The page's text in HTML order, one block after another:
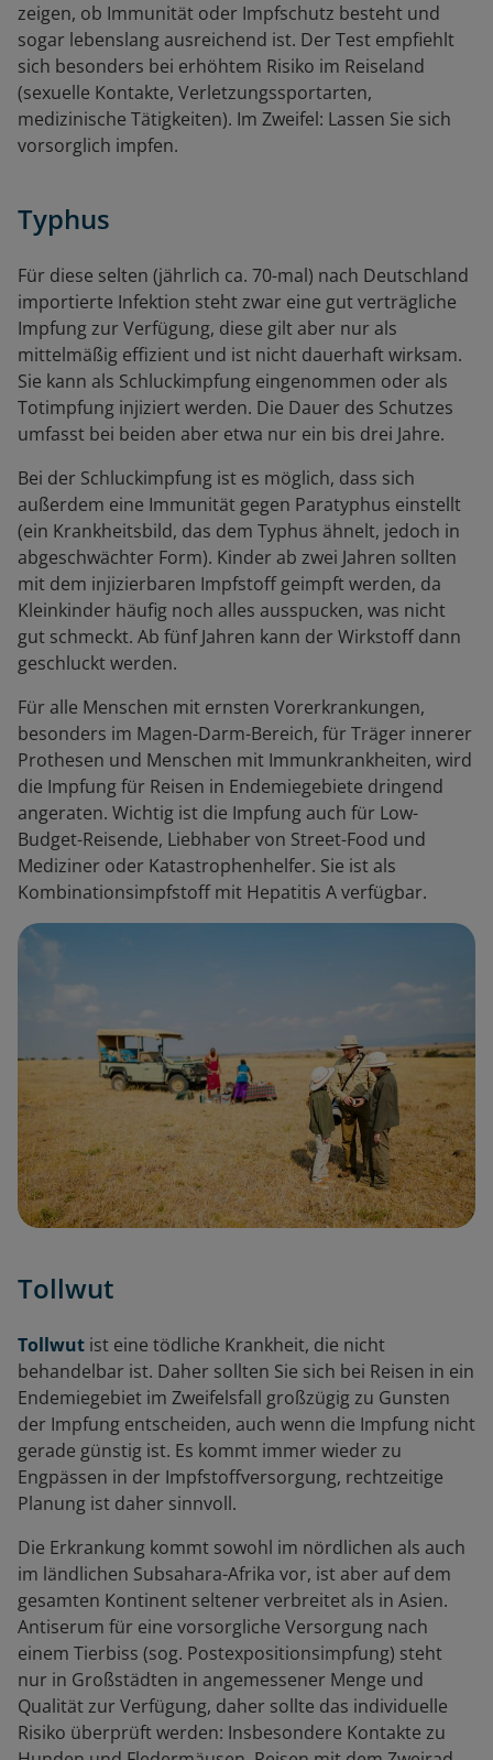
zeigen, ob Immunität oder Impfschutz besteht und
sogar lebenslang ausreichend ist. Der Test empfiehlt
sich besonders bei erhöhtem Risiko im Reiseland
(sexuelle Kontakte, Verletzungssportarten,
medizinische Tätigkeiten). Im Zweifel: Lassen Sie sich
vorsorglich impfen.
Typhus
Für diese selten (jährlich ca. 70-mal) nach Deutschland
importierte Infektion steht zwar eine gut verträgliche
Impfung zur Verfügung, diese gilt aber nur als
mittelmäßig effizient und ist nicht dauerhaft wirksam.
Sie kann als Schluckimpfung eingenommen oder als
Totimpfung injiziert werden. Die Dauer des Schutzes
umfasst bei beiden aber etwa nur ein bis drei Jahre.
Bei der Schluckimpfung ist es möglich, dass sich
außerdem eine Immunität gegen Paratyphus einstellt
(ein Krankheitsbild, das dem Typhus ähnelt, jedoch in
abgeschwächter Form). Kinder ab zwei Jahren sollten
mit dem injizierbaren Impfstoff geimpft werden, da
Kleinkinder häufig noch alles ausspucken, was nicht
gut schmeckt. Ab fünf Jahren kann der Wirkstoff dann
geschluckt werden.
Für alle Menschen mit ernsten Vorerkrankungen,
besonders im Magen-Darm-Bereich, für Träger innerer
Prothesen und Menschen mit Immunkrankheiten, wird
die Impfung für Reisen in Endemiegebiete dringend
angeraten. Wichtig ist die Impfung auch für Low-
Budget-Reisende, Liebhaber von Street-Food und
Mediziner oder Katastrophenhelfer. Sie ist als
Kombinationsimpfstoff mit Hepatitis A verfügbar.
Tollwut
Tollwut ist eine tödliche Krankheit, die nicht
behandelbar ist. Daher sollten Sie sich bei Reisen in ein
Endemiegebiet im Zweifelsfall großzügig zu Gunsten
der Impfung entscheiden, auch wenn die Impfung nicht
gerade günstig ist. Es kommt immer wieder zu
Engpässen in der Impfstoffversorgung, rechtzeitige
Planung ist daher sinnvoll.
Die Erkrankung kommt sowohl im nördlichen als auch
im ländlichen Subsahara-Afrika vor, ist aber auf dem
gesamten Kontinent seltener verbreitet als in Asien.
Antiserum für eine vorsorgliche Versorgung nach
einem Tierbiss (sog. Postexpositionsimpfung) steht
nur in Großstädten in angemessener Menge und
Qualität zur Verfügung, daher sollte das individuelle
Risiko überprüft werden: Insbesondere Kontakte zu